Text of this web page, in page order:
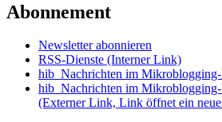
Abonnement
Newsletter abonnieren
RSS-Dienste (Interner Link)
hib_Nachrichten im
hib_Nachrichten im
(Externer Link, Link öffnet ein